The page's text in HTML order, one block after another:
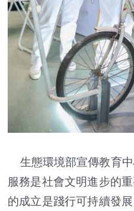
生態環境部宣傳教育
服務是社會文明進步的
的成立是踐行可持續發